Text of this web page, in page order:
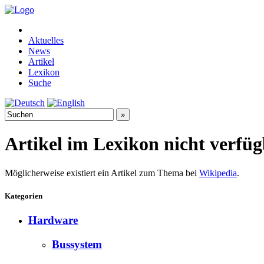
Aktuelles
News
Artikel
Lexikon
Suche
Artikel im Lexikon nicht
Möglicherweise existiert ein Artikel zum Thema bei Wikipedia.
Kategorien
Hardware
Bussystem